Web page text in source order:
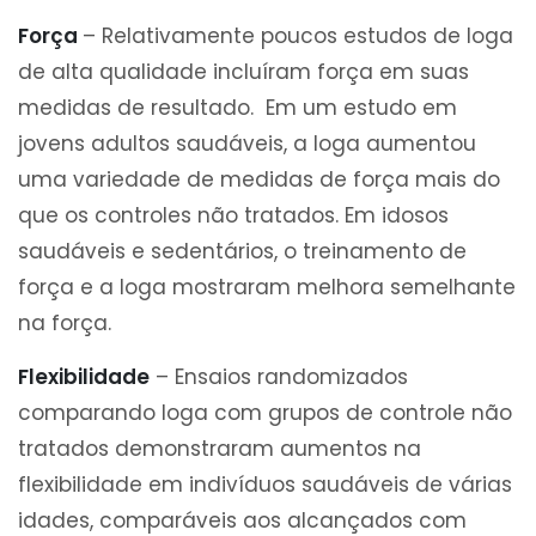
Força – Relativamente poucos estudos de Ioga
de alta qualidade incluíram força em suas
medidas de resultado. Em um estudo em
jovens adultos saudáveis, a Ioga aumentou
uma variedade de medidas de força mais do
que os controles não tratados. Em idosos
saudáveis ​​e sedentários, o treinamento de
força e a Ioga mostraram melhora semelhante
na força.
Flexibilidade – Ensaios randomizados
comparando Ioga com grupos de controle não
tratados demonstraram aumentos na
flexibilidade em indivíduos saudáveis ​​de várias
idades, comparáveis ​​aos alcançados com